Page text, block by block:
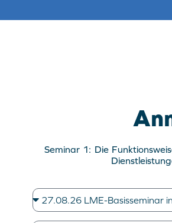
Seminar 1: Die